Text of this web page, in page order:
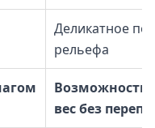
Деликатное
рельефа
Возможность
вес без